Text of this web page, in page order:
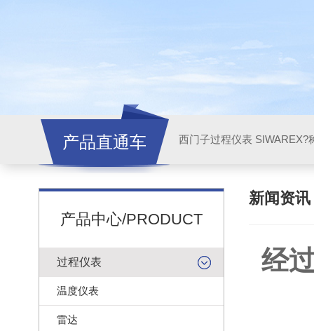
产品直通车 西门子过程仪表 SIWAREX?
产品中心/PRODUCT
过程仪表
温度仪表
雷达
新闻资讯
经